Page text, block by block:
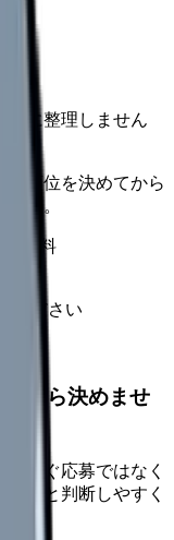
前に整理しません
先順位を決めてから
す。
全無料
ください
から決めませ
すぐ応募ではなく
けると判断しやすく